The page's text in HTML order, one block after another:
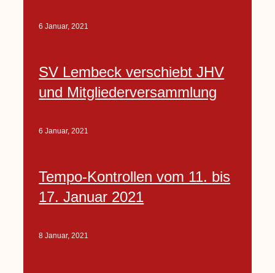
6 Januar, 2021
SV Lembeck verschiebt JHV
und Mitgliederversammlung
6 Januar, 2021
Tempo-Kontrollen vom 11. bis
17. Januar 2021
8 Januar, 2021